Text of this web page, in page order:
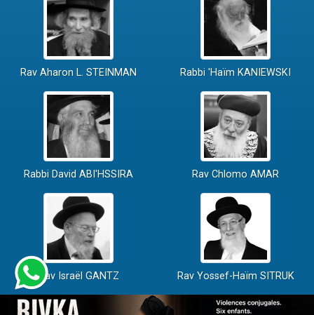
Rav Aharon L. STEINMAN Rabbi 'Haïm KANIEWSKI
Rabbi David ABI'HSSIRA Rav Chlomo AMAR
Rav Israël GANTZ Rav Yossef-Haïm SITRUK